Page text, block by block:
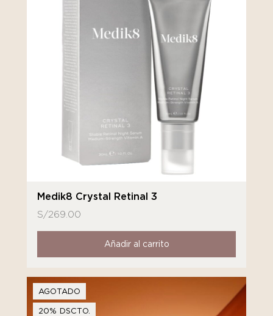
Medik8 Crystal Retinal 3
S/269.00
Añadir al carrito
AGOTADO
20% DSCTO.